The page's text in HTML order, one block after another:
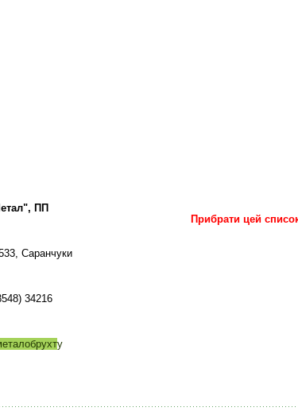
Прибрати цей
ПП
Саранчуки
34216
у